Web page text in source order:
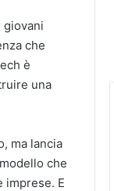
giovani
che
è
una
ma lancia
che
imprese. E